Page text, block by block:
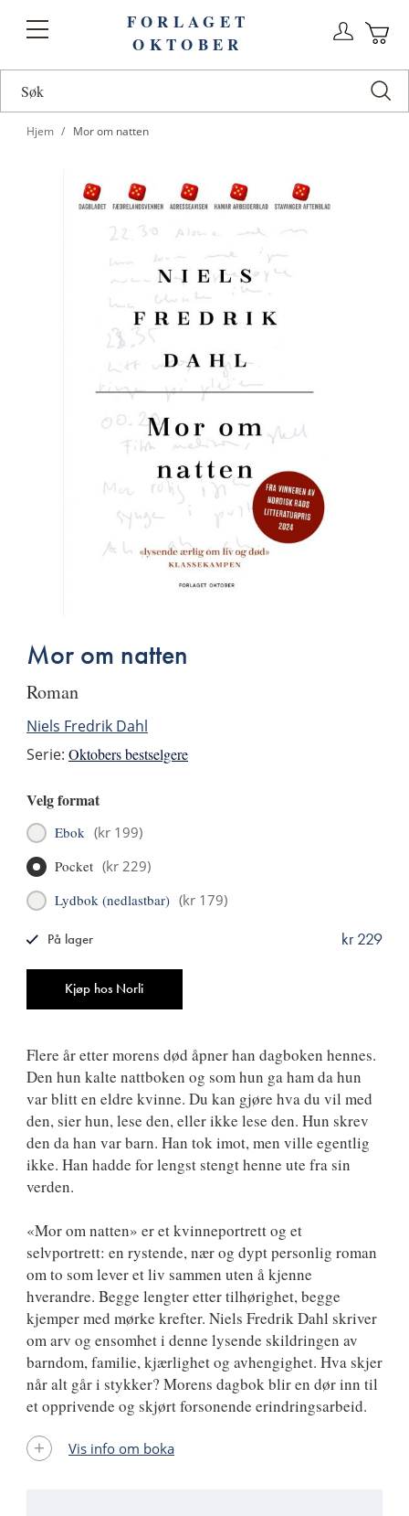
Toggle
FORLAGET
OKTOBER
Hjem Mor om natten
Mor om natten
roman
Niels Fredrik Dahl
Serie: Oktobers bestselgere
Velg format
Ebok (kr 199)
Pocket (kr 229)
Lydbok (nedlastbar) (kr 179)
Kjøp hos Norli
kr 229
På lager
Flere år etter morens død åpner han dagboken hennes.
Den hun kalte nattboken og som hun ga ham da hun
var blitt en eldre kvinne. Du kan gjøre hva du vil med
den, sier hun, lese den, eller ikke lese den. Hun skrev
den da han var barn. Han tok imot, men ville egentlig
ikke. Han hadde for lengst stengt henne ute fra sin
verden.
«Mor om natten» er et kvinneportrett og et
selvportrett: en rystende, nær og dypt personlig roman
om to som lever et liv sammen uten å kjenne
hverandre. Begge lengter etter tilhørighet, begge
kjemper med mørke krefter. Niels Fredrik Dahl skriver
om arv og ensomhet i denne lysende skildringen av
barndom, familie, kjærlighet og avhengighet. Hva skjer
når alt går i stykker? Morens dagbok blir en dør inn til
et opprivende og skjørt forsonende erindringsarbeid.
Vis info om boka